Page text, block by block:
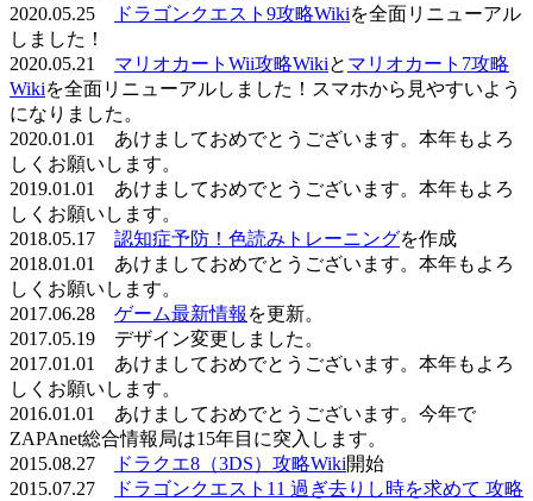
2020.05.25
ドラゴンクエスト9攻略Wikiを全面リニューアル
しました！
2020.05.21 マリオカートWii攻略Wikiと マリオカート7攻略
Wikiを全面リニューアルしました！スマホから見やすいよう
になりました。
2020.01.01 あけましておめでとうございます。本年もよろ
しくお願いします。
2019.01.01 あけましておめでとうございます。本年もよろ
しくお願いします。
2018.05.17 認知症予防！色読みトレーニングを作成
2018.01.01 あけましておめでとうございます。本年もよろ
しくお願いします。
2017.06.28 ゲーム最新情報 を更新。
2017.05.19 デザイン変更しました。
2017.01.01 あけましておめでとうございます。本年もよろ
しくお願いします。
2016.01.01 あけましておめでとうございます。今年で
ZAPAnet総合情報局は15年目に突入します。
2015.08.27
ドラクエ8（3DS）攻略Wiki開始
2015.07.27
ドラゴンクエスト11 過ぎ去りし時を求めて 攻略